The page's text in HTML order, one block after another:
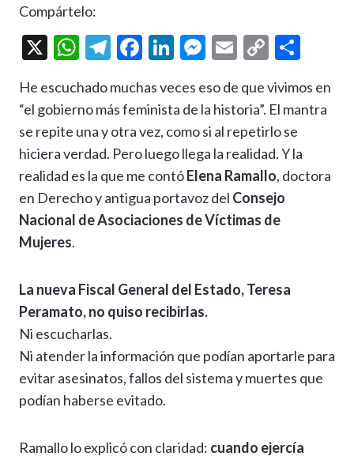
Compártelo:
X
W
at
s
A
p
p
T
e
gr
a
m
F
e
b
o
o
k
Li
ke
dI
n
M
se
n
g
er
E
ai
l
C
p
y
Li
n
k
m
p
ar
ti
He escuchado muchas veces eso de que vivimos en
“el gobierno más feminista de la historia”. El mantra
se repite una y otra vez, como si al repetirlo se
hiciera verdad. Pero luego llega la realidad. Y la
realidad es la que me contóElena Ramallo, doctora
en Derecho y antigua portavoz del Consejo
Nacional de Asociaciones de Víctimas de
Mujeres.
La nueva Fiscal General del Estado, Teresa
Peramato, no quiso recibirlas.
Ni escucharlas.
Ni atender la información que podían aportarle para
evitar asesinatos, fallos del sistema y muertes que
podían haberse evitado.
Ramallo lo explicó con claridad: cuando ejercía